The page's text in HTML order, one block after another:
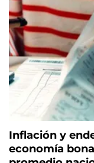
Inflación y
economía